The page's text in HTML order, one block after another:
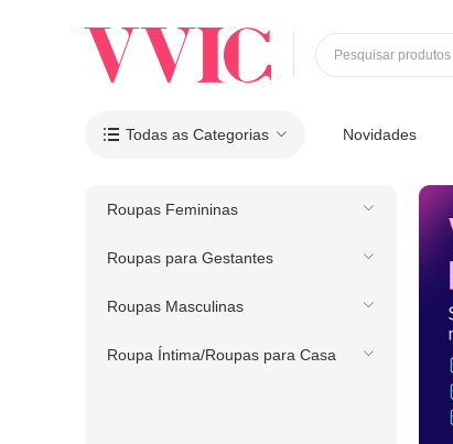
Pesquisar produtos
 Todas as Categorias Novidades
Roupas Femininas
Roupas para Gestantes
Roupas Masculinas
Roupa Íntima/Roupas para Casa